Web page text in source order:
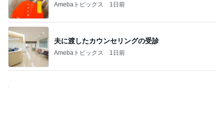
Amebaトピックス 1日前
夫に渡したカウンセリングの受診
Amebaトピックス 1日前